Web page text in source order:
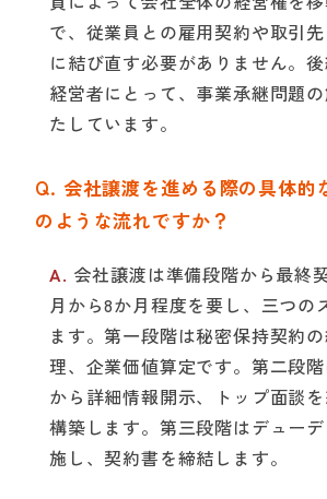
で、従業員との雇用契約や取引
に結び直す必要がありません。
経営者にとって、事業承継問題
たしています。
会社譲渡を進める際の具体的
のような流れですか？
会社譲渡は準備段階から最終
月から8か月程度を要し、三つの
ます。第一段階は秘密保持契約
理、企業価値算定です。第二段
から詳細情報開示、トップ面談
構築します。第三段階はデュー
施し、契約書を締結します。